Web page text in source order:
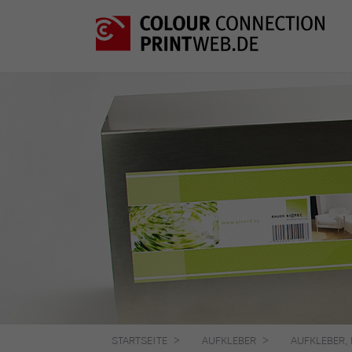
STARTSEITE AUFKLEBER AUFKLEBER,